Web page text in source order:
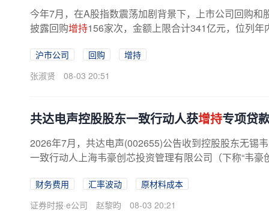
今年7月，在A股指数震荡加剧背景下，上市公司回购和
披露回购增持156家次，金额上限合计341亿元，位列
沪市公司 回购
增持
张淑贤
08-03 20:51
共达电声控股股东一致行动人获增持专项贷
2026年7月，共达电声(002655)公告收到控股股东无锡
一致行动人上海韦豪创芯投资管理有限公司（下称“韦豪
财务费用 汇率波动
原材料成本
证券时报·e公司
赵黎昀 08-03 20:21